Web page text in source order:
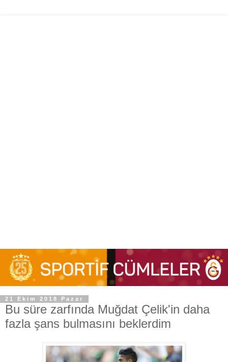
21 Ekim 2018 Pazar
Bu süre zarfında Muğdat Çelik'in daha
fazla şans bulmasını beklerdim